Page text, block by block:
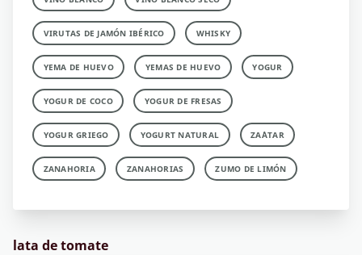
VIRUTAS DE JAMÓN IBÉRICO WHISKY
YEMA DE HUEVO YEMAS DE HUEVO YOGUR
YOGUR DE COCO YOGUR DE FRESAS
YOGUR GRIEGO YOGURT NATURAL ZA´ATAR
ZANAHORIA ZANAHORIAS ZUMO DE LIMÓN
lata de tomate